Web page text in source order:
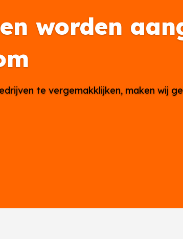
worden
te vergemakklijken, maken wij